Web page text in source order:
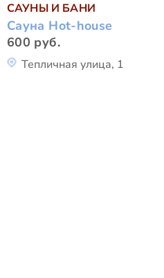
САУНЫ И БАНИ
Сауна Hot-house
600 руб.
Тепличная улица, 1